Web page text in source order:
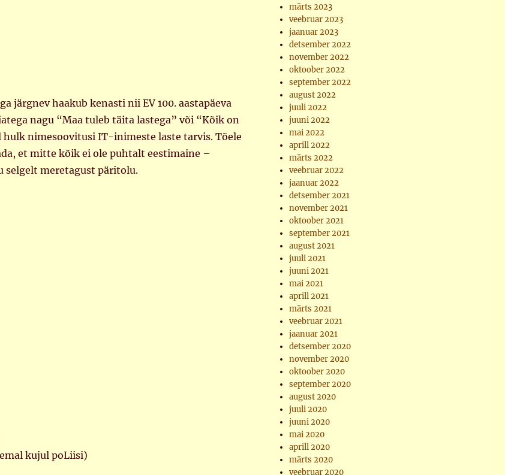
järgnev haakub kenasti nii EV 100. aastapäeva
nagu “Maa tuleb täita lastega” või “Kõik on
hulk nimesoovitusi IT-inimeste laste tarvis. Tõele
et mitte kõik ei ole puhtalt eestimaine –
selgelt meretagust päritolu.
kujul poLiisi)
märts 2023
veebruar 2023
jaanuar 2023
detsember 2022
november 2022
oktoober 2022
september 2022
august 2022
juuli 2022
juuni 2022
mai 2022
aprill 2022
märts 2022
veebruar 2022
jaanuar 2022
detsember 2021
november 2021
oktoober 2021
september 2021
august 2021
juuli 2021
juuni 2021
mai 2021
aprill 2021
märts 2021
veebruar 2021
jaanuar 2021
detsember 2020
november 2020
oktoober 2020
september 2020
august 2020
juuli 2020
juuni 2020
mai 2020
aprill 2020
märts 2020
veebruar 2020